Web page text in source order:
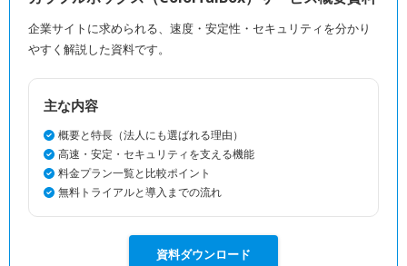
企業サイトに求められる、速度・安定性・セキュリティを分かり
やすく解説した資料です。
主な内容
概要と特長（法人にも選ばれる理由）
高速・安定・セキュリティを支える機能
料金プラン一覧と比較ポイント
無料トライアルと導入までの流れ
資料ダウンロード